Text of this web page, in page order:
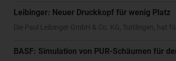
Leibinger: Neuer Druckkopf für wenig Platz
Die Paul Leibinger GmbH & Co. KG, Tuttlingen, hat
BASF: Simulation von PUR-Schäumen für